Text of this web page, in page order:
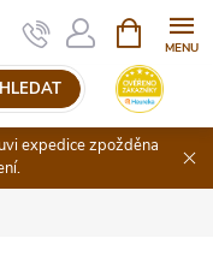
HLEDAT
NÁKUPNÍ
KOŠÍK
expedice zpožděna